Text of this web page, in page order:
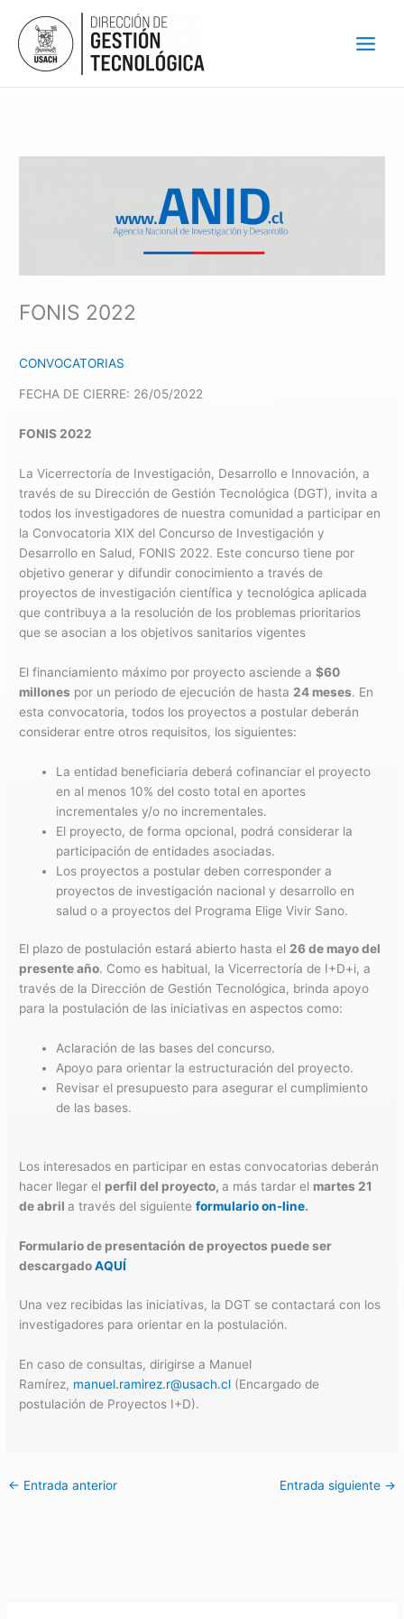
contenido
FONIS 2022
CONVOCATORIAS
FECHA DE CIERRE: 26/05/2022
FONIS 2022
La Vicerrectoría de Investigación, Desarrollo e Innovación, a
través de su Dirección de Gestión Tecnológica (DGT), invita a
todos los investigadores de nuestra comunidad a participar en
la Convocatoria XIX del Concurso de Investigación y
Desarrollo en Salud, FONIS 2022. Este concurso tiene por
objetivo generar y difundir conocimiento a través de
proyectos de investigación científica y tecnológica aplicada
que contribuya a la resolución de los problemas prioritarios
que se asocian a los objetivos sanitarios vigentes
El financiamiento máximo por proyecto asciende a$60
millones por un periodo de ejecución de hasta 24 meses. En
esta convocatoria, todos los proyectos a postular deberán
considerar entre otros requisitos, los siguientes:
La entidad beneficiaria deberá cofinanciar el proyecto
en al menos 10% del costo total en aportes
incrementales y/o no incrementales.
El proyecto, de forma opcional, podrá considerar la
participación de entidades asociadas.
Los proyectos a postular deben corresponder a
proyectos de investigación nacional y desarrollo en
salud o a proyectos del Programa Elige Vivir Sano.
El plazo de postulación estará abierto hasta el26 de mayo del
presente año. Como es habitual, la Vicerrectoría de I+D+i, a
través de la Dirección de Gestión Tecnológica, brinda apoyo
para la postulación de las iniciativas en aspectos como:
Aclaración de las bases del concurso.
Apoyo para orientar la estructuración del proyecto.
Revisar el presupuesto para asegurar el cumplimiento
de las bases.
Los interesados en participar en estas convocatorias deberán
hacer llegar el perfil del proyecto,a más tardar el martes 21
de abrila través del siguienteformulario on-line.
Formulario de presentación de proyectos puede ser
descargadoAQUÍ
Una vez recibidas las iniciativas, la DGT se contactará con los
investigadores para orientar en la postulación.
En caso de consultas, dirigirse a Manuel
Ramírez, manuel.ramirez.r@usach.cl (Encargado de
postulación de Proyectos I+D).
← Entrada anterior Entrada siguiente →